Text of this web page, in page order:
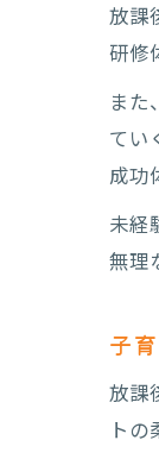
放課
研修
また
てい
成功
未経
無理
子
放課
ト